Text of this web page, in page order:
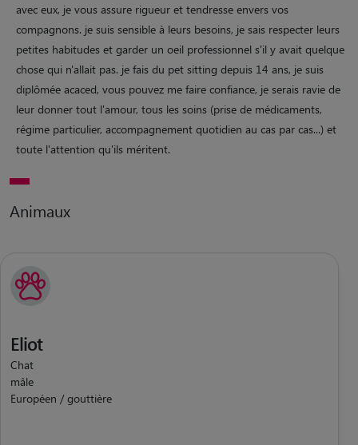
avec eux, je vous assure rigueur et tendresse envers vos
compagnons. je suis sensible à leurs besoins, je sais respecter leurs
petites habitudes et garder un oeil professionnel s'il y avait quelque
chose qui n'allait pas. je fais du pet sitting depuis 14 ans, je suis
diplômée acaced, vous pouvez me faire confiance, je serais ravie de
leur donner tout l'amour, tous les soins (prise de médicaments,
régime particulier, accompagnement quotidien au cas par cas...) et
toute l'attention qu'ils méritent.
Animaux
Eliot
Chat
mâle
Européen / gouttière